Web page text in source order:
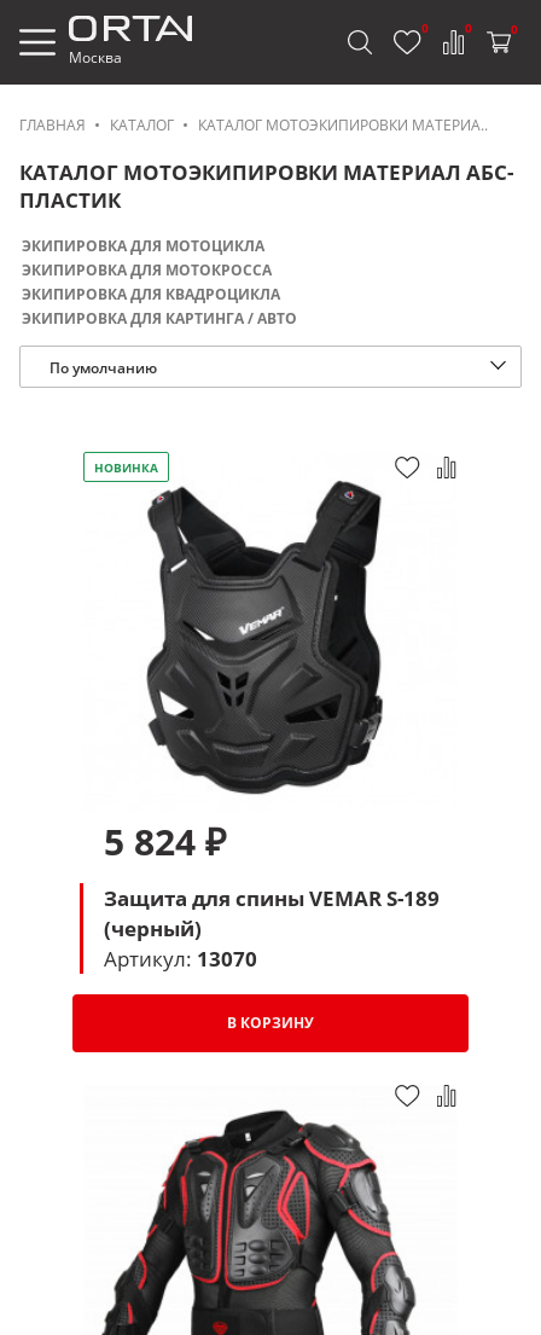
Москва
0 0 0
ГЛАВНАЯ КАТАЛОГ КАТАЛОГ МОТОЭКИПИРОВКИ МАТЕРИА..
КАТАЛОГ МОТОЭКИПИРОВКИ МАТЕРИАЛ АБС-
ПЛАСТИК
ЭКИПИРОВКА ДЛЯ МОТОЦИКЛА
ЭКИПИРОВКА ДЛЯ МОТОКРОССА
ЭКИПИРОВКА ДЛЯ КВАДРОЦИКЛА
ЭКИПИРОВКА ДЛЯ КАРТИНГА / АВТО
По умолчанию
НОВИНКА
5 824 ₽
Защита для спины VEMAR S-189
(черный)
Артикул: 13070
В КОРЗИНУ